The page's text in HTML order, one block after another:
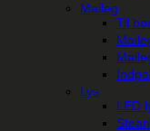
Maileg
Til
Lys
LED